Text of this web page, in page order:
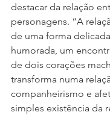
destacar da relação
personagens. “A
de uma forma
humorada, um
de dois corações
transforma numa
companheirismo e
simples existência da